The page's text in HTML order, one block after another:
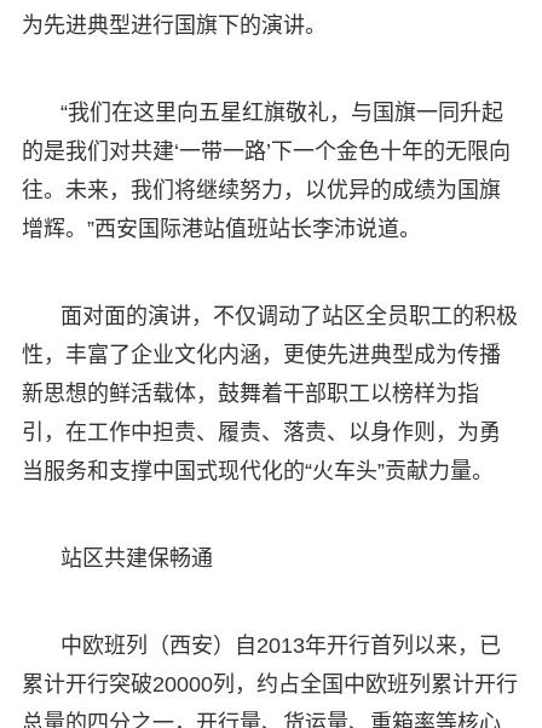
为先进典型进行国旗下的演讲。
“我们在这里向五星红旗敬礼，与国旗一同升起
的是我们对共建‘一带一路’下一个金色十年的无限向
往。未来，我们将继续努力，以优异的成绩为国旗
增辉。”西安国际港站值班站长李沛说道。
面对面的演讲，不仅调动了站区全员职工的积极
性，丰富了企业文化内涵，更使先进典型成为传播
新思想的鲜活载体，鼓舞着干部职工以榜样为指
引，在工作中担责、履责、落责、以身作则，为勇
当服务和支撑中国式现代化的“火车头”贡献力量。
站区共建保畅通
中欧班列（西安）自2013年开行首列以来，已
累计开行突破20000列，约占全国中欧班列累计开行
总量的四分之一，开行量、货运量、重箱率等核心